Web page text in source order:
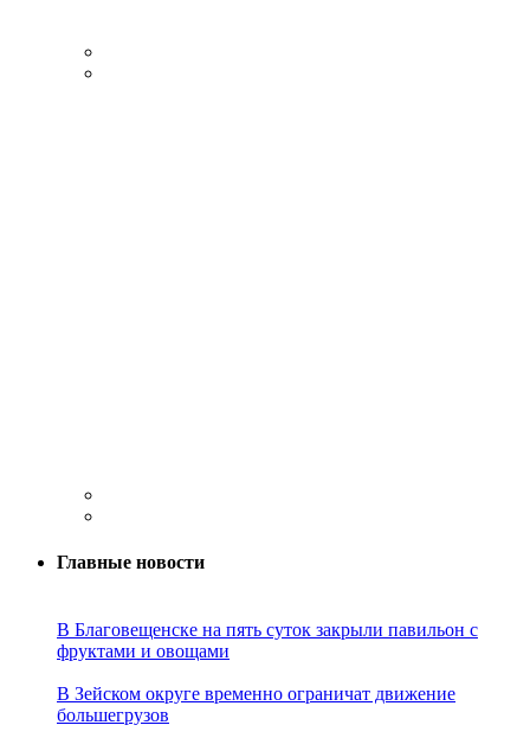
Главные новости
В Благовещенске на пять суток закрыли павильон с
фруктами и овощами
В Зейском округе временно ограничат движение
большегрузов